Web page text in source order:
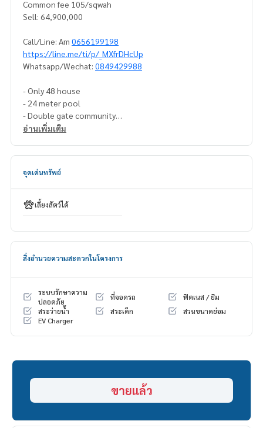
Common fee 105/sqwah
Sell: 64,900,000
Call/Line: Am 0656199198
https://line.me/ti/p/_MXfrDHcUp
Whatsapp/Wechat: 0849429988
- Only 48 house
- 24 meter pool
- Double gate community
- Double access New Krungthep Kreetha and Ramkamhang
- 2 km to NIDA
- 4 km to Assumption University
- 2 km to MRT Orange line
- 4 km to MRT Yellow Line
- 17 km to Suvarnabhumi Airport
- 12 km to Central Eastville and CDC
- 4 km to Samitivej Srinakarin Hospital
#bugaankrungthepkreetha #bugaankrungthepkreethafors
ell
g
#ขายบ้านกรุงเทพกรีฑา #ขายบ้านรามคำแหง
#houseforsellnearinternationalschool #houseforsellnear
อ่านเพิ่มเติม
จุดเด่นทรัพย์
เลี้ยงสัตว์ได้
สิ่งอำนวยความสะดวกในโครงการ
ระบบรักษาความ
ปลอดภัย
ที่จอดรถ
ฟิตเนส / ยิม
สระว่ายน้ำ
สระเด็ก
สวนขนาดย่อม
EV Charger
ขายแล้ว